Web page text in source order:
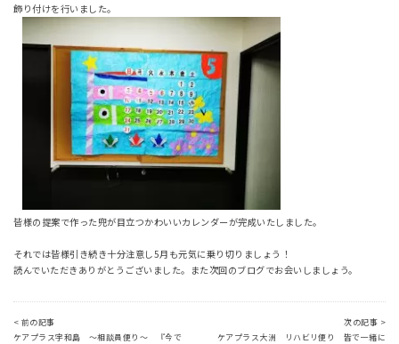
飾り付けを行いました。
皆様の提案で作った兜が目立つかわいいカレンダーが完成いたしました。
それでは皆様引き続き十分注意し5月も元気に乗り切りましょう！
読んでいただきありがとうございました。また次回のブログでお会いしましょう。
< 前の記事
ケアプラス宇和島 ～相談員便り～ 『今で
次の記事 >
ケアプラス大洲 リハビリ便り 皆で一緒に